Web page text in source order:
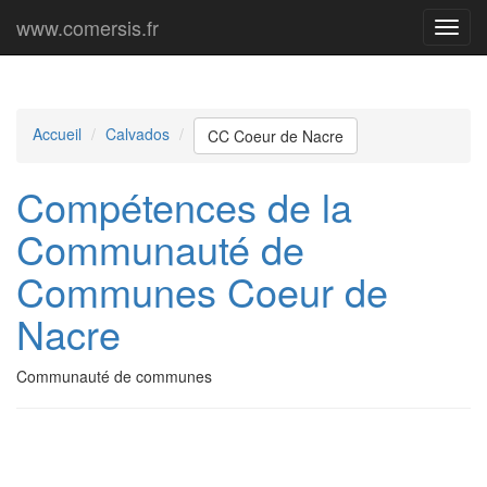
Menu
www.comersis.fr
Accueil Calvados CC Coeur de Nacre
Compétences de la
Communauté de
Communes Coeur de
Nacre
Communauté de communes